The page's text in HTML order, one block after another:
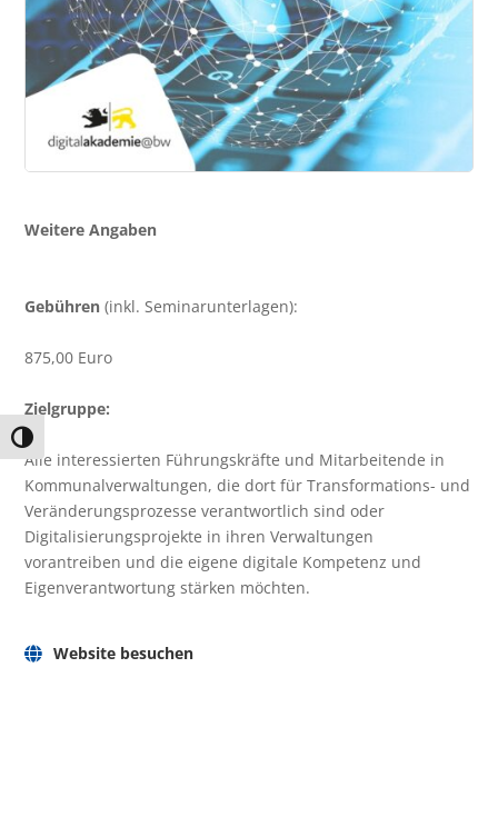
Umschalten auf hohe Kontraste
Weitere Angaben
Gebühren (inkl. Seminarunterlagen):
875,00 Euro
Zielgruppe:
Alle interessierten Führungskräfte und Mitarbeitende in
Kommunalverwaltungen, die dort für Transformations- und
Veränderungsprozesse verantwortlich sind oder
Digitalisierungsprojekte in ihren Verwaltungen
vorantreiben und die eigene digitale Kompetenz und
Eigenverantwortung stärken möchten.
Website besuchen